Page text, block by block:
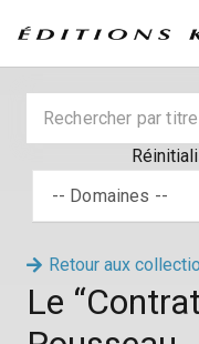
Retour aux
Le